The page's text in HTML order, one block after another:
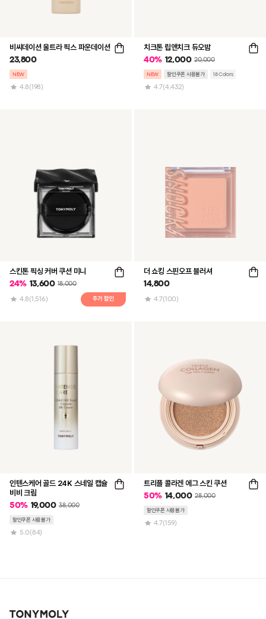
비씨데이션 울트라 픽스 파운데이션
23,800
NEW
4.8 (198)
치크톤 립앤치크 듀오밤
40% 12,000 20,000
NEW 할인쿠폰 사용불가 18 Colors
4.7 (4,432)
스킨톤 픽싱 커버 쿠션 미니
24% 13,600 18,000
4.8 (1,516)
더 쇼킹 스핀오프 블러셔
14,800
4.7 (100)
인텐스케어 골드 24K 스네일 캡슐
비비 크림
50% 19,000 38,000
할인쿠폰 사용불가
5.0 (84)
트리플 콜라겐 에그 스킨 쿠션
50% 14,000 28,000
할인쿠폰 사용불가
4.7 (159)